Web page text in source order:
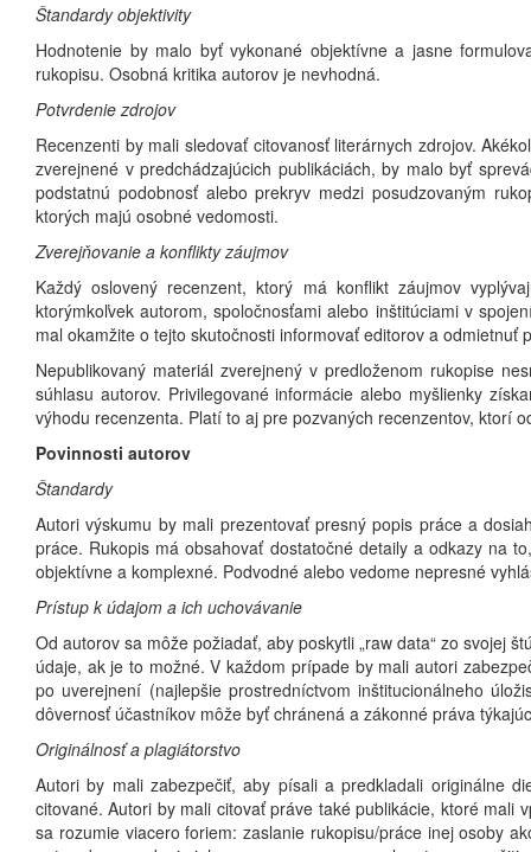
Štandardy objektivity
Hodnotenie by malo byť vykonané objektívne a jasne
rukopisu. Osobná kritika autorov je nevhodná.
Potvrdenie zdrojov
Recenzenti by mali sledovať citovanosť literárnych zdrojov.
zverejnené v predchádzajúcich publikáciách, by malo byť
podstatnú podobnosť alebo prekryv medzi posudzovaným
ktorých majú osobné vedomosti.
Zverejňovanie a konflikty záujmov
Každý oslovený recenzent, ktorý má konflikt záujmov
ktorýmkoľvek autorom, spoločnosťami alebo inštitúciami v
mal okamžite o tejto skutočnosti informovať editorov a
Nepublikovaný materiál zverejnený v predloženom rukopise
súhlasu autorov. Privilegované informácie alebo myšlienky
výhodu recenzenta. Platí to aj pre pozvaných recenzentov, ktorí
Povinnosti autorov
Štandardy
Autori výskumu by mali prezentovať presný popis práce a
práce. Rukopis má obsahovať dostatočné detaily a odkazy na
objektívne a komplexné. Podvodné alebo vedome nepresné
Prístup k údajom a ich uchovávanie
Od autorov sa môže požiadať, aby poskytli „raw data“ zo svojej
údaje, ak je to možné. V každom prípade by mali autori
po uverejnení (najlepšie prostredníctvom inštitucionálneho
dôvernosť účastníkov môže byť chránená a zákonné práva
Originálnosť a plagiátorstvo
Autori by mali zabezpečiť, aby písali a predkladali originálne
citované. Autori by mali citovať práve také publikácie, ktoré
sa rozumie viacero foriem: zaslanie rukopisu/práce inej osoby